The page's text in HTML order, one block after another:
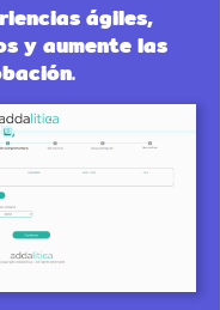
ágiles,
y aumente las